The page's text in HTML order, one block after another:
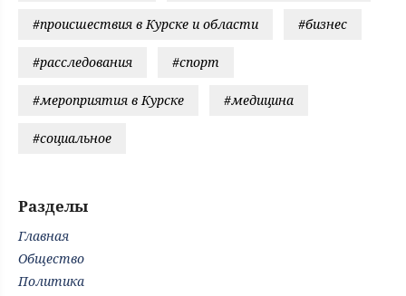
#происшествия в Курске и области #бизнес
#расследования #спорт
#мероприятия в Курске #медицина
#социальное
Разделы
Главная
Общество
Политика